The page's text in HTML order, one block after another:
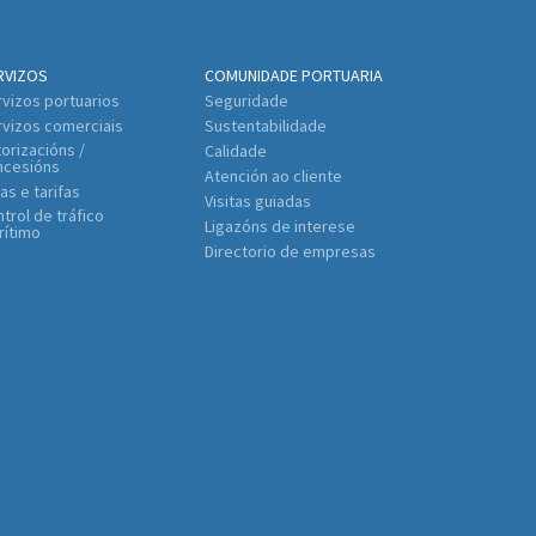
portuarios
comerciais
/
e tarifas
de tráfico
COMUNIDADE PORTUARIA
Seguridade
Sustentabilidade
Calidade
Atención ao cliente
Visitas guiadas
Ligazóns de interese
Directorio de empresas